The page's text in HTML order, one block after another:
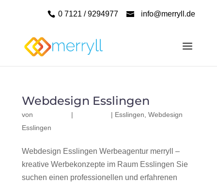
0 7121 / 9294977 info@merryll.de
Webdesign Esslingen
von | | Esslingen Webdesign
Esslingen
Webdesign Esslingen Werbeagentur merryll –
kreative Werbekonzepte im Raum Esslingen Sie
suchen einen professionellen und erfahrenen